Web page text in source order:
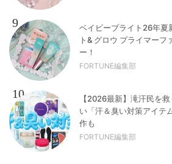
9
ベイビーブライト26年夏
ト& グロウ プライマーフ
ー！
FORTUNE編集部
10
【2026最新】滝汗民を
い「汗＆臭い対策アイテ
作も
FORTUNE編集部